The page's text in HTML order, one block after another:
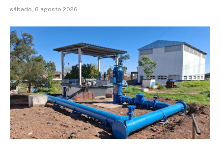
sábado, 8 agosto 2026